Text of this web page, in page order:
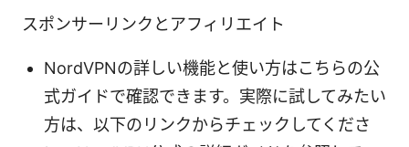
スポンサーリンクとアフィリエイト
NordVPNの詳しい機能と使い方はこちらの公
式ガイドで確認できます。実際に試してみたい
方は、以下のリンクからチェックしてくださ